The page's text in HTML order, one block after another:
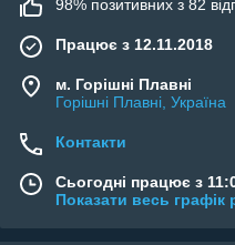
98% позитивних з 82
Працює з 12.11.2018
м. Горішні Плавні
Горішні Плавні, Україна
Контакти
Сьогодні працює з
Показати весь графік